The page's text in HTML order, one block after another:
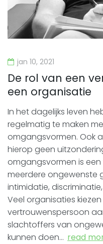
jan 10, 2021
De rol van een
een organisatie
In het dagelijks leven
regelmatig te maken
omgangsvormen. Ook
hierop geen
omgangsvormen is
meerdere ongewenste
intimidatie,
Veel organisaties
vertrouwenspersoon
slachtoffers van
kunnen doen… read